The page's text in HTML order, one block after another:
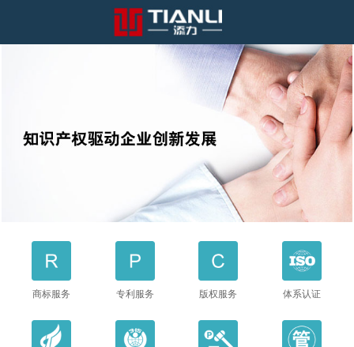
商标服务 专利服务 版权服务 体系认证